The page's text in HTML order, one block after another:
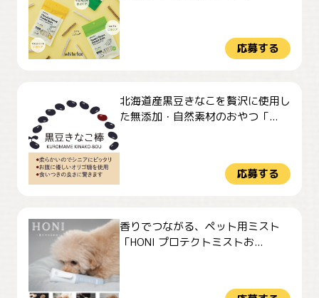
応募する
北海道産黒豆きなこを贅沢に使用し
た無添加・自然素材のおやつ「...
応募する
香りでつながる、ペット用ミスト
「HONI プロテクトミストお...